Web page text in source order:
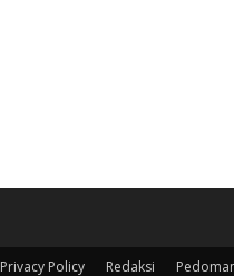
Privacy Policy Redaksi